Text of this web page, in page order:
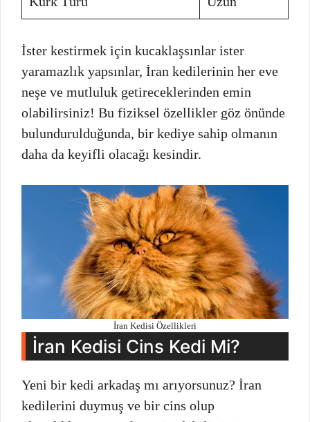
İster kestirmek için kucaklaşsınlar ister
yaramazlık yapsınlar, İran kedilerinin her eve
neşe ve mutluluk getireceklerinden emin
olabilirsiniz! Bu fiziksel özellikler göz önünde
bulundurulduğunda, bir kediye sahip olmanın
daha da keyifli olacağı kesindir.
İran Kedisi Özellikleri
İran Kedisi Cins Kedi Mi?
Yeni bir kedi arkadaş mı arıyorsunuz? İran
kedilerini duymuş ve bir cins olup